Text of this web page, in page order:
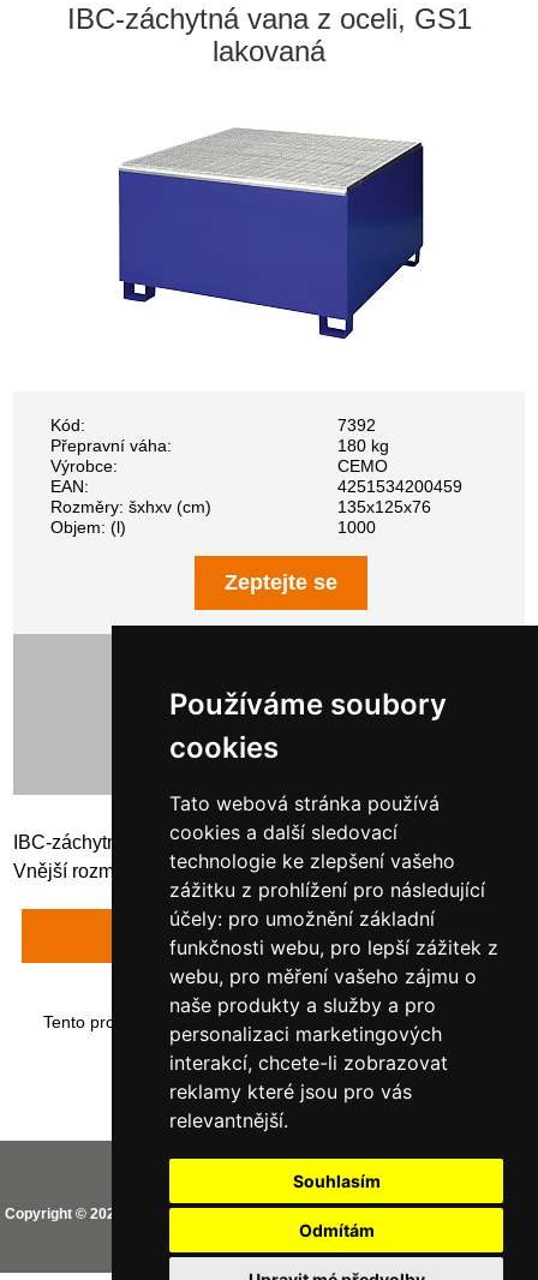
Používáme soubory
cookies
Tato webová stránka používá
cookies a další sledovací
technologie ke zlepšení vašeho
zážitku z prohlížení pro následující
účely: pro umožnění základní
funkčnosti webu, pro lepší zážitek z
webu, pro měření vašeho zájmu o
naše produkty a služby a pro
personalizaci marketingových
interakcí,chcete-li zobrazovat
reklamy které jsou pro vás
relevantnější.
Souhlasím
Odmítám
IBC-záchytná vana z oceli, GS1
lakovaná
Kód:
7392
Přepravní váha:
180 kg
Výrobce:
CEMO
EAN:
4251534200459
Rozměry: šxhxv (cm)
135x125x76
Objem: (l)
1000
Zeptejte se
50 225,89 Kč s DPH
IBC-záchytná vana z oceli, GS1 lakovaná, nosnost 2.000 kg
Vnější rozměry: 135 x 130 x 76 cm
Napsat recenzi
Tento produkt byl přidán do našeho katalogu dne neděle 14
ledna, 2018.
Vaše IP adresa je: 216.73.216.73
Copyright © 2026 CEMO shop (PREMIUM partner CEMO GmbH). Provozováno
Zen Cart
Aktualizovat nastavení Cookies